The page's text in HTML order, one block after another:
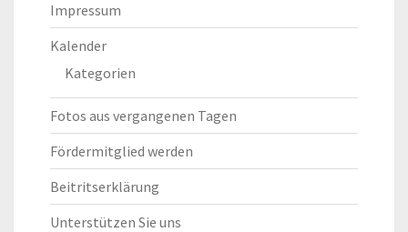
Impressum
Kalender
Kategorien
Fotos aus vergangenen Tagen
Fördermitglied werden
Beitritserklärung
Unterstützen Sie uns